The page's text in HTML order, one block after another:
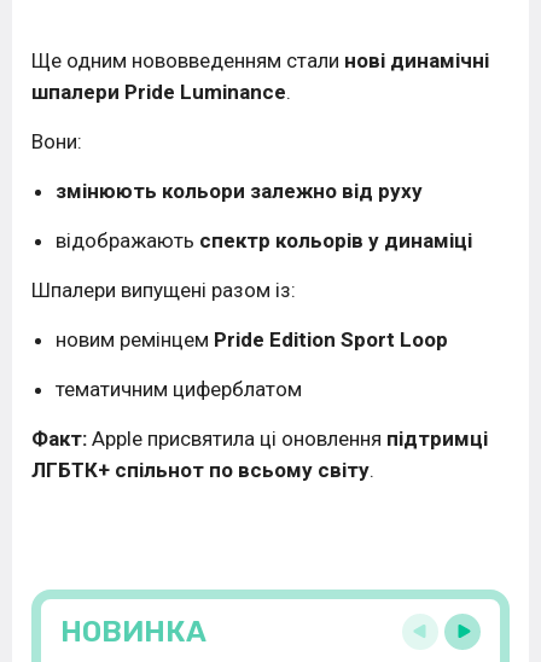
Ще одним нововведенням стали нові динамічні
шпалери Pride Luminance.
Вони:
змінюють кольори залежно від руху
відображають спектр кольорів у динаміці
Шпалери випущені разом із:
новим ремінцем Pride Edition Sport Loop
тематичним циферблатом
Факт: Apple присвятила ці оновлення підтримці
ЛГБТК+ спільнот по всьому світу.
НОВИНКА